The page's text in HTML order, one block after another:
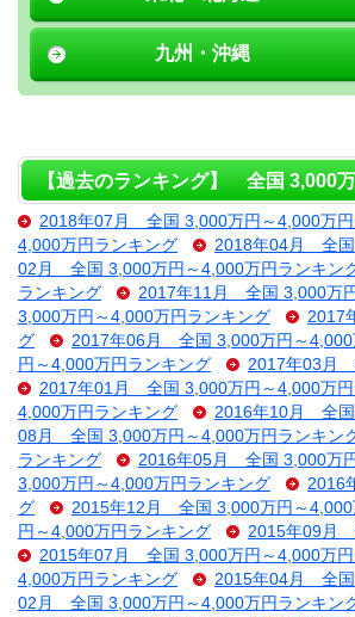
九州・沖縄
【過去のランキング】 全国 3,000
2018年07月 全国 3,000万円～4,000万円
4,000万円ランキング
2018年04月 全国
02月 全国 3,000万円～4,000万円ランキン
ランキング
2017年11月 全国 3,000万
3,000万円～4,000万円ランキング
2017
グ
2017年06月 全国 3,000万円～4,000
円～4,000万円ランキング
2017年03月
2017年01月 全国 3,000万円～4,000万円
4,000万円ランキング
2016年10月 全国
08月 全国 3,000万円～4,000万円ランキン
ランキング
2016年05月 全国 3,000万
3,000万円～4,000万円ランキング
2016
グ
2015年12月 全国 3,000万円～4,000
円～4,000万円ランキング
2015年09月
2015年07月 全国 3,000万円～4,000万円
4,000万円ランキング
2015年04月 全国
02月 全国 3,000万円～4,000万円ランキン